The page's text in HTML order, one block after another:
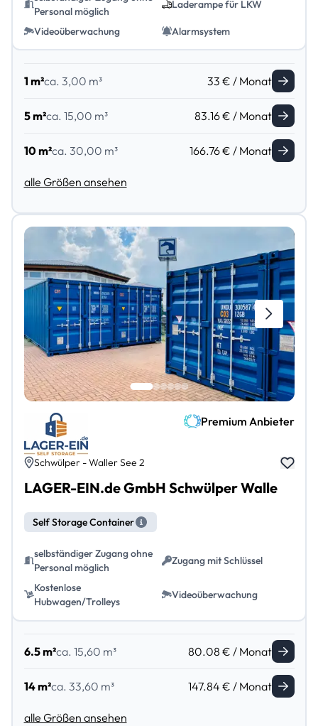
Personal möglich
Laderampe für LKW
Videoüberwachung Alarmsystem
1 m²ca. 3,00 m³ 33 € / Monat
5 m²ca. 15,00 m³ 83.16 € / Monat
10 m²ca. 30,00 m³ 166.76 € / Monat
alle Größen ansehen
Premium Anbieter
Schwülper - Waller See 2
LAGER-EIN.de GmbH Schwülper Walle
Self Storage Container
selbständiger Zugang ohne
Personal möglich
Zugang mit Schlüssel
Kostenlose
Hubwagen/Trolleys
Videoüberwachung
6.5 m²ca. 15,60 m³ 80.08 € / Monat
14 m²ca. 33,60 m³ 147.84 € / Monat
alle Größen ansehen